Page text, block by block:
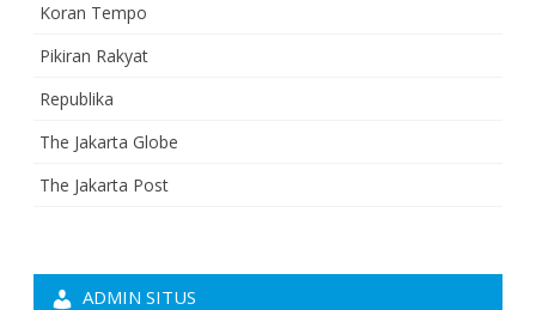
Koran Tempo
Pikiran Rakyat
Republika
The Jakarta Globe
The Jakarta Post
ADMIN SITUS